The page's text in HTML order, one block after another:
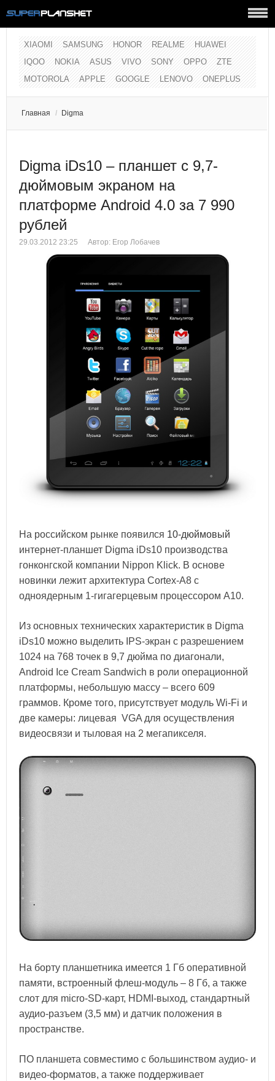
XIAOMI SAMSUNG HONOR REALME
HUAWEI
IQOO
NOKIA ASUS VIVO SONY OPPO
ZTE
MOTOROLA
APPLE GOOGLE LENOVO ONEPLUS
Главная / Digma
Digma iDs10 – планшет с 9,7-
дюймовым экраном на
платформе Android 4.0 за 7 990
рублей
29.03.2012 23:25 Автор: Егор Лобачев
На российском рынке появился 10-дюймовый
интернет-планшет Digma iDs10 производства
гонконгской компании Nippon Klick. В основе
новинки лежит архитектура Cortex-A8 с
одноядерным 1-гигагерцевым процессором A10.
Из основных технических характеристик в Digma
iDs10 можно выделить IPS-экран с разрешением
1024 на 768 точек в 9,7 дюйма по диагонали,
Android Ice Cream Sandwich в роли операционной
платформы, небольшую массу – всего 609
граммов. Кроме того, присутствует модуль Wi-Fi и
две камеры: лицевая VGA для осуществления
видеосвязи и тыловая на 2 мегапикселя.
На борту планшетника имеется 1 Гб оперативной
памяти, встроенный флеш-модуль – 8 Гб, а также
слот для micro-SD-карт, HDMI-выход, стандартный
аудио-разъем (3,5 мм) и датчик положения в
пространстве.
ПО планшета совместимо с большинством аудио- и
видео-форматов, а также поддерживает